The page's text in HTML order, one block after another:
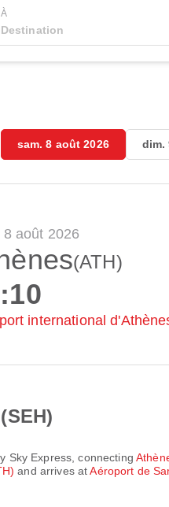
À
sam. 8 août 2026 dim.
8 août 2026
(ATH)
international
Sky Express , connecting
and arrives atAéroport de